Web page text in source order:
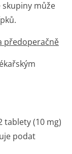
může
předoperačně
tablety (10 mg)
podat